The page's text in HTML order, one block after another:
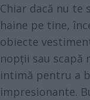
Chiar dacă nu
haine pe tine,
obiecte
nopții sau scapă
intimă pentru a
impresionante.